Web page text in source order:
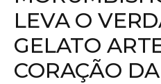
LEVA O
GELATO
CORAÇÃO